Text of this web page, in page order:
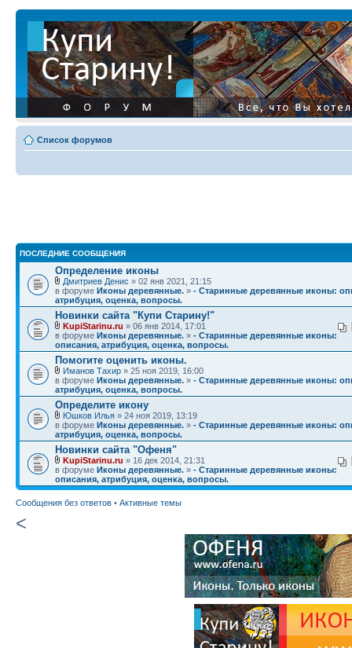
Список форумов
ПОСЛЕДНИЕ СООБЩЕНИЯ
Определение иконы
Дмитриев Денис » 02 янв 2021, 21:15
в форуме Иконы деревянные. » - Старинные деревянные иконы:
атрибуция, оценка, вопросы.
Новинки сайта "Купи Старину!"
KupiStarinu.ru » 06 янв 2014, 17:01
в форуме Иконы деревянные. » - Старинные деревянные иконы:
описания, атрибуция, оценка, вопросы.
Помогите оценить иконы.
Иманов Тахир » 25 ноя 2019, 16:00
в форуме Иконы деревянные. » - Старинные деревянные иконы:
атрибуция, оценка, вопросы.
Определите икону
Юшков Илья » 24 ноя 2019, 13:19
в форуме Иконы деревянные. » - Старинные деревянные иконы:
атрибуция, оценка, вопросы.
Новинки сайта "Офеня"
KupiStarinu.ru » 16 дек 2014, 21:31
в форуме Иконы деревянные. » - Старинные деревянные иконы:
описания, атрибуция, оценка, вопросы.
Сообщения без ответов • Активные темы
<